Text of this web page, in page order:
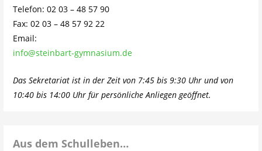
Telefon: 02 03 – 48 57 90
Fax: 02 03 – 48 57 92 22
Email:
info@steinbart-gymnasium.de
Das Sekretariat ist in der Zeit von 7:45 bis 9:30 Uhr und von
10:40 bis 14:00 Uhr für persönliche Anliegen geöffnet.
Aus dem Schulleben…